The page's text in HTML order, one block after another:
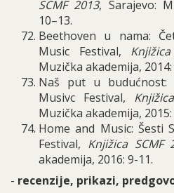
SCMF 2013, Sarajevo:
10–13.
Beethoven u nama:
Music Festival,
Muzička akademija, 2014:
Naš put u budućnost:
Musivc Festival,
Muzička akademija, 2015:
Home and Music: Šesti
Festival, Knjižica SCMF
akademija, 2016: 9-11.
- recenzije, prikazi,